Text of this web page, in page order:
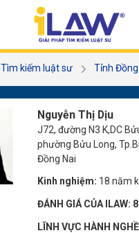
Tìm kiếm luật sư
Tỉnh Đồng
Nguyễn Thị Dịu
J72, đường N3 K,DC
phường Bửu Long,
Đồng Nai
Kinh nghiệm: 18 năm
ĐÁNH GIÁ CỦA ILAW:
LĨNH VỰC HÀNH NGHỀ